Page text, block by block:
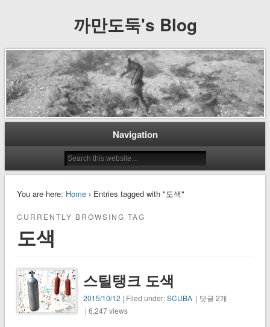
까만도둑's Blog
Navigation
You are here: Home› Entries tagged with "도색"
CURRENTLY BROWSING TAG
도색
스틸탱크 도색
2015/10/12 | Filed under:SCUBA | 댓글 2개
| 6,247 views